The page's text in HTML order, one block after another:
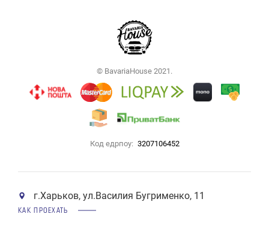
© BavariaHouse 2021.
Код едрпоу: 3207106452
г.Харьков, ул.Василия Бугрименко, 11
КАК ПРОЕХАТЬ